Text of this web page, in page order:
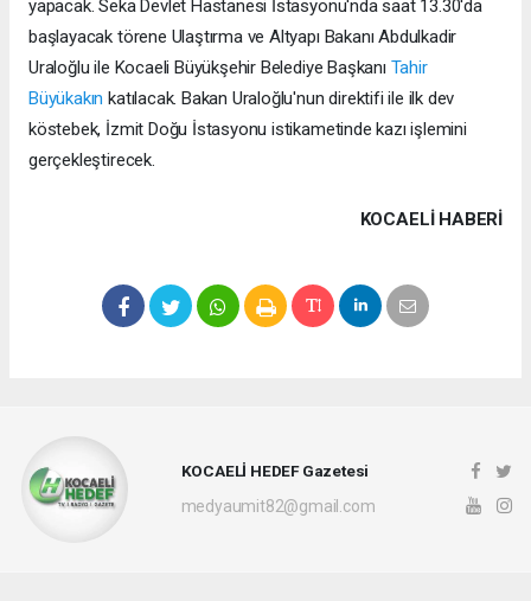
yapacak. Seka Devlet Hastanesi İstasyonu'nda saat 13.30'da
başlayacak törene Ulaştırma ve Altyapı Bakanı Abdulkadir
Uraloğlu ile Kocaeli Büyükşehir Belediye Başkanı Tahir
Büyükakın katılacak. Bakan Uraloğlu'nun direktifi ile ilk dev
köstebek, İzmit Doğu İstasyonu istikametinde kazı işlemini
gerçekleştirecek.
KOCAELI HABERİ
KOCAELİ HEDEF Gazetesi
medyaumit82@gmail.com